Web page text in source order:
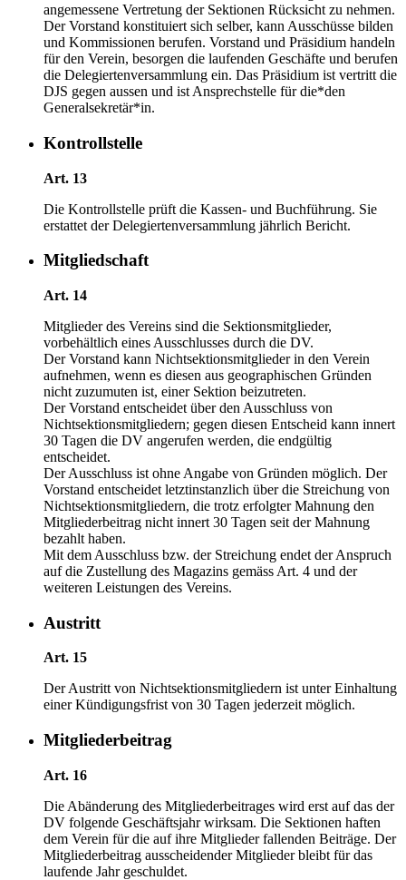
angemessene Vertretung der Sektionen Rücksicht zu nehmen.
Der Vorstand konstituiert sich selber, kann Ausschüsse bilden
und Kommissionen berufen. Vorstand und Präsidium handeln
für den Verein, besorgen die laufenden Geschäfte und berufen
die Delegiertenversammlung ein. Das Präsidium ist vertritt die
DJS gegen aussen und ist Ansprechstelle für die*den
Generalsekretär*in.
Kontrollstelle
Art. 13
Die Kontrollstelle prüft die Kassen- und Buchführung. Sie
erstattet der Delegiertenversammlung jährlich Bericht.
Mitgliedschaft
Art. 14
Mitglieder des Vereins sind die Sektionsmitglieder,
vorbehältlich eines Ausschlusses durch die DV.
Der Vorstand kann Nichtsektionsmitglieder in den Verein
aufnehmen, wenn es diesen aus geographischen Gründen
nicht zuzumuten ist, einer Sektion beizutreten.
Der Vorstand entscheidet über den Ausschluss von
Nichtsektionsmitgliedern; gegen diesen Entscheid kann innert
30 Tagen die DV angerufen werden, die endgültig
entscheidet.
Der Ausschluss ist ohne Angabe von Gründen möglich. Der
Vorstand entscheidet letztinstanzlich über die Streichung von
Nichtsektionsmitgliedern, die trotz erfolgter Mahnung den
Mitgliederbeitrag nicht innert 30 Tagen seit der Mahnung
bezahlt haben.
Mit dem Ausschluss bzw. der Streichung endet der Anspruch
auf die Zustellung des Magazins gemäss Art. 4 und der
weiteren Leistungen des Vereins.
Austritt
Art. 15
Der Austritt von Nichtsektionsmitgliedern ist unter Einhaltung
einer Kündigungsfrist von 30 Tagen jederzeit möglich.
Mitgliederbeitrag
Art. 16
Die Abänderung des Mitgliederbeitrages wird erst auf das der
DV folgende Geschäftsjahr wirksam. Die Sektionen haften
dem Verein für die auf ihre Mitglieder fallenden Beiträge. Der
Mitgliederbeitrag ausscheidender Mitglieder bleibt für das
laufende Jahr geschuldet.